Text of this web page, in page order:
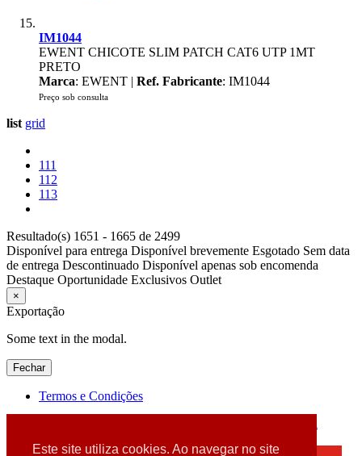
Este site utiliza cookies. Ao navegar no site
IM1044
EWENT CHICOTE SLIM PATCH CAT6 UTP 1MT
PRETO
Marca: EWENT | Ref. Fabricante: IM1044
Preço sob consulta
list grid
111
112
113
Resultado(s) 1651 - 1665 de 2499
Disponível para entrega Disponível brevemente Esgotado Sem data
de entrega Descontinuado Disponível apenas sob encomenda
Destaque Oportunidade Exclusivos Outlet
×
Exportação
Some text in the modal.
Fechar
Termos e Condições